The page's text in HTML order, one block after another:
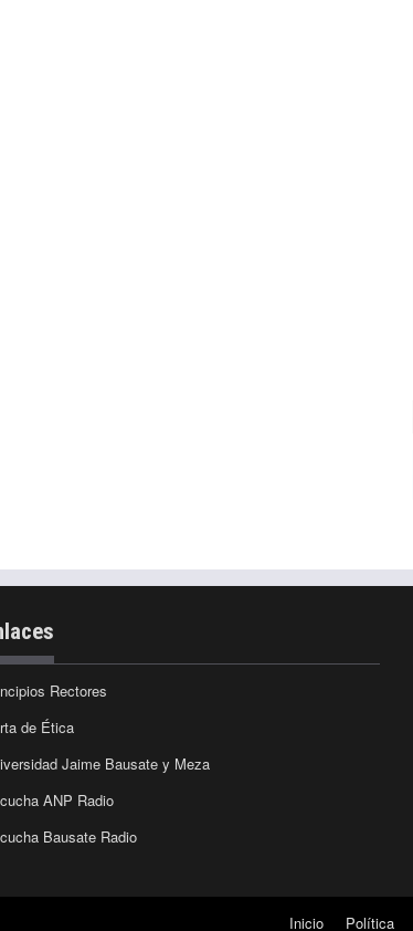
Rectores
de Ética
Jaime Bausate y Meza
ANP Radio
Bausate Radio
Inicio Política